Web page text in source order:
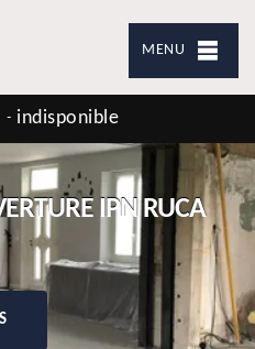
MENU
- indisponible
IPN RUCA